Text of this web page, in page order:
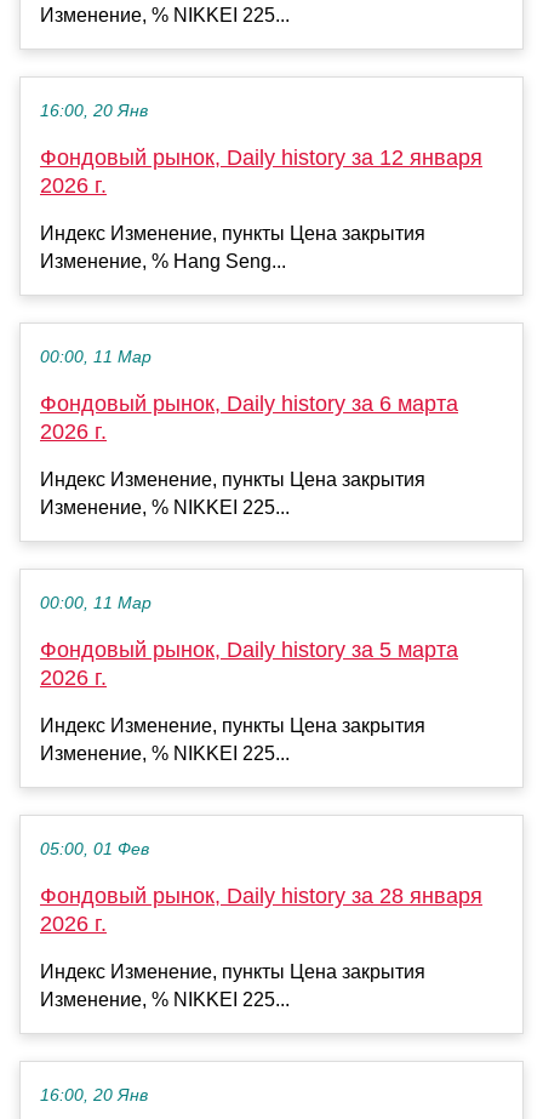
Изменение, % NIKKEI 225...
16:00, 20 Янв
Фондовый рынок, Daily history за 12 января
2026 г.
Индекс Изменение, пункты Цена закрытия
Изменение, % Hang Seng...
00:00, 11 Мар
Фондовый рынок, Daily history за 6 марта
2026 г.
Индекс Изменение, пункты Цена закрытия
Изменение, % NIKKEI 225...
00:00, 11 Мар
Фондовый рынок, Daily history за 5 марта
2026 г.
Индекс Изменение, пункты Цена закрытия
Изменение, % NIKKEI 225...
05:00, 01 Фев
Фондовый рынок, Daily history за 28 января
2026 г.
Индекс Изменение, пункты Цена закрытия
Изменение, % NIKKEI 225...
16:00, 20 Янв